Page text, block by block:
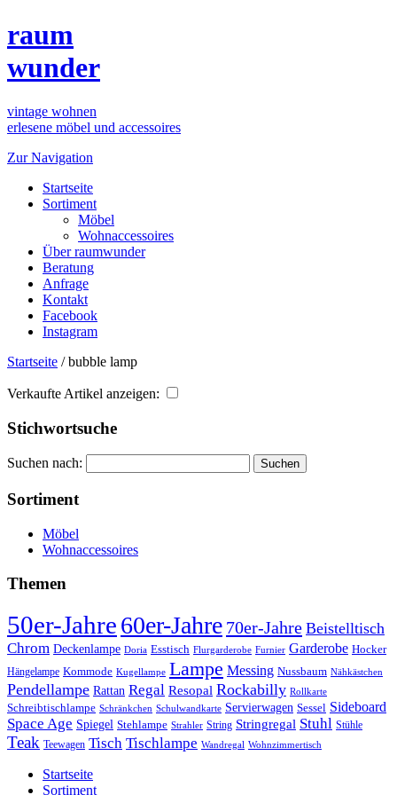
raum
wunder
vintage wohnen
erlesene möbel und accessoires
Zur Navigation
Startseite
Sortiment
Möbel
Wohnaccessoires
Über raumwunder
Beratung
Anfrage
Kontakt
Facebook
Instagram
Startseite /bubble lamp
Verkaufte Artikel anzeigen:
Stichwortsuche
Suchen nach:
Sortiment
Möbel
Wohnaccessoires
Themen
50er-Jahre60er-Jahre 70er-Jahre Beistelltisch
Chrom Deckenlampe Doria Esstisch Flurgarderobe Furnier Garderobe Hocker
Hängelampe Kommode Kugellampe Lampe Messing Nussbaum Nähkästchen
Pendellampe Rattan Regal Resopal Rockabilly Rollkarte
Schreibtischlampe Schränkchen Schulwandkarte Servierwagen Sessel Sideboard
Space Age Spiegel Stehlampe Strahler String Stringregal Stuhl Stühle
Teak Teewagen Tisch Tischlampe Wandregal Wohnzimmertisch
Startseite
Sortiment